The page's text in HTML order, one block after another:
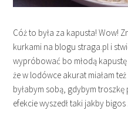
Cóż to była za kapusta! Wow!
kurkami na blogu straga.pl i
wypróbować bo młodą
że w lodówce akurat miałam
byłabym sobą, gdybym
efekcie wyszedł taki jakby bigos